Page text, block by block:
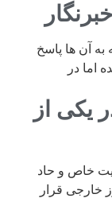
آن ها پاسخ
اما در
یکی از
خاص و حاد
خارجی قرار